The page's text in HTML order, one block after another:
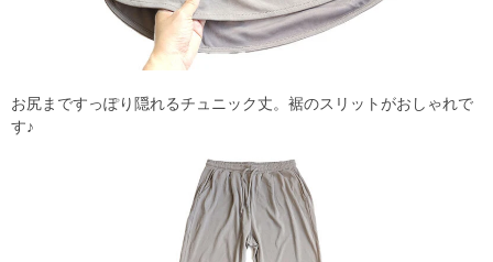
お尻まですっぽり隠れるチュニック丈。裾のスリットがおしゃれで
す♪